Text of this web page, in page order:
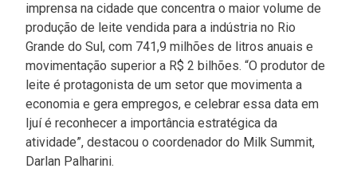
imprensa na cidade que concentra o maior volume de
produção de leite vendida para a indústria no Rio
Grande do Sul, com 741,9 milhões de litros anuais e
movimentação superior a R$ 2 bilhões. “O produtor de
leite é protagonista de um setor que movimenta a
economia e gera empregos, e celebrar essa data em
Ijuí é reconhecer a importância estratégica da
atividade”, destacou o coordenador do Milk Summit,
Darlan Palharini.